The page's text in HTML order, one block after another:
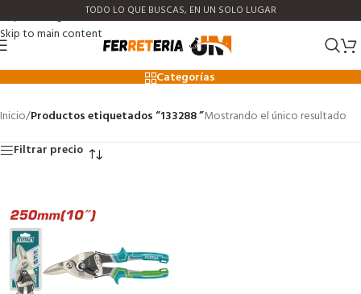
Skip to navigation
Skip to main content
TODO LO QUE BUSCAS, EN UN SOLO LUGAR
133288
Categorías
Inicio/Productos etiquetados “133288 ”Mostrando el único resultado
Filtrar precio